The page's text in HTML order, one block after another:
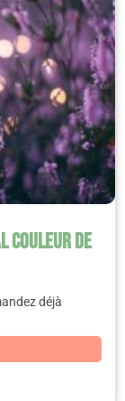
couleur de
déjà